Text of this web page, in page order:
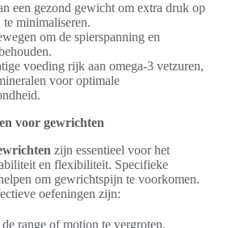
een gezond gewicht om extra druk op
minimaliseren.
om de spierspanning en
voeding rijk aan omega-3 vetzuren,
voor optimale
voor gewrichten
zijn essentieel voor het
en flexibiliteit. Specifieke
om gewrichtspijn te voorkomen.
oefeningen zijn:
range of motion te vergroten.